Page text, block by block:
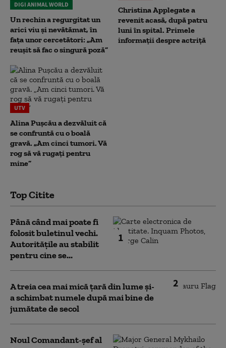
DIGI ANIMAL WORLD
Un rechin a regurgitat un
arici viu și nevătămat, în
fața unor cercetători: „Am
reușit să fac o singură poză”
Christina Applegate a
revenit acasă, după patru
luni în spital. Primele
informații despre actriță
UTV
Alina Pușcău a dezvăluit că
se confruntă cu o boală
gravă. „Am cinci tumori. Vă
rog să vă rugați pentru
mine”
Top Citite
1
Până când mai poate fi
folosit buletinul vechi.
Autoritățile au stabilit
pentru cine se...
2
A treia cea mai mică țară din lume și-
a schimbat numele după mai bine de
jumătate de secol
Noul Comandant-șef al